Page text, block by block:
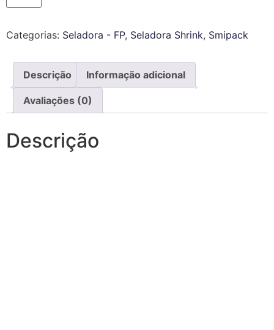
Categorias: Seladora - FP, Seladora Shrink, Smipack
Descrição Informação adicional
Avaliações (0)
Descrição